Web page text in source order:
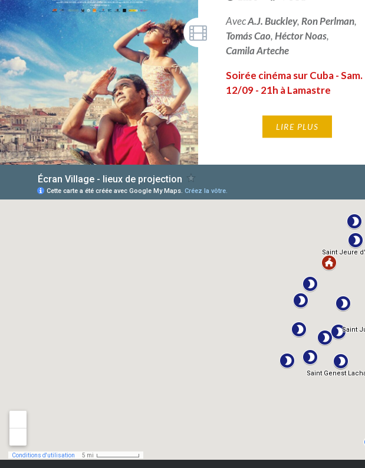
AvecA.J. Buckley,Ron Perlman,
Tomás Cao,Héctor Noas,
Camila Arteche
Soirée cinéma sur Cuba - Sam.
12/09 - 21h à Lamastre
LIRE PLUS